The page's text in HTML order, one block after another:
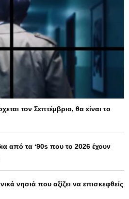
τον Σεπτέμβριο, θα είναι το
από τα ‘90s που το 2026 έχουν
νησιά που αξίζει να επισκεφθείς